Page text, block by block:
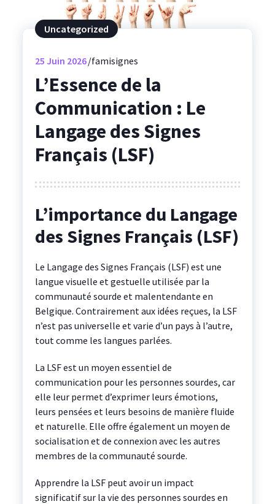
Uncategorized
25 Juin 2026 famisignes
L’Essence de la
Communication : Le
Langage des Signes
Français (LSF)
L’importance du Langage
des Signes Français (LSF)
Le Langage des Signes Français (LSF) est une
langue visuelle et gestuelle utilisée par la
communauté sourde et malentendante en
Belgique. Contrairement aux idées reçues, la LSF
n’est pas universelle et varie d’un pays à l’autre,
tout comme les langues parlées.
La LSF est un moyen essentiel de
communication pour les personnes sourdes, car
elle leur permet d’exprimer leurs émotions,
leurs pensées et leurs besoins de manière fluide
et naturelle. Elle offre également un moyen de
socialisation et de connexion avec les autres
membres de la communauté sourde.
Apprendre la LSF peut avoir un impact
significatif sur la vie des personnes sourdes en